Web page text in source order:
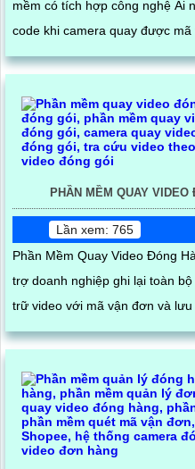
mềm có tích hợp công nghệ Ai
code khi camera quay được mã
PHẦN MỀM QUAY VIDEO
Lần xem: 765
Phần Mềm Quay Video Đóng
trợ doanh nghiệp ghi lại toàn
trữ video với mã vận đơn và